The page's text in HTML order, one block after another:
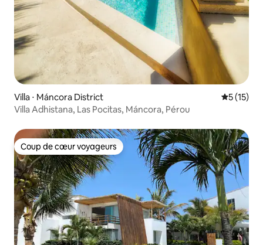
Villa ⋅ Máncora District
5 (15)
Villa Adhistana, Las Pocitas, Máncora, Pérou
Coup de cœur voyageurs
Coup de cœur voyageurs